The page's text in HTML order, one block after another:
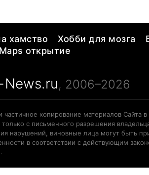
хамство Хобби для мозга
открытие
News.ru, 2006–2026
частичное копирование материалов Сайта
с письменного разрешения
нарушений, виновные лица могут быть
в соответствии с действующим